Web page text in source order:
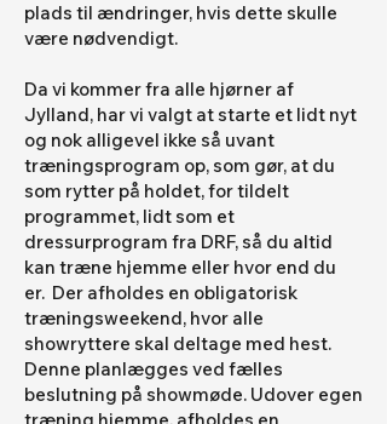
plads til ændringer, hvis dette skulle
være nødvendigt.
Da vi kommer fra alle hjørner af
Jylland, har vi valgt at starte et lidt nyt
og nok alligevel ikke så uvant
træningsprogram op, som gør, at du
som rytter på holdet, for tildelt
programmet, lidt som et
dressurprogram fra DRF, så du altid
kan træne hjemme eller hvor end du
er. Der afholdes en obligatorisk
træningsweekend, hvor alle
showryttere skal deltage med hest.
Denne planlægges ved fælles
beslutning på showmøde. Udover egen